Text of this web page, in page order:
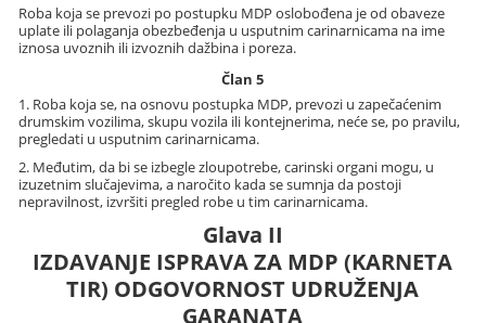
Roba koja se prevozi po postupku MDP oslobođena je od obaveze
uplate ili polaganja obezbeđenja u usputnim carinarnicama na ime
iznosa uvoznih ili izvoznih dažbina i poreza.
Član 5
1. Roba koja se, na osnovu postupka MDP, prevozi u zapečaćenim
drumskim vozilima, skupu vozila ili kontejnerima, neće se, po pravilu,
pregledati u usputnim carinarnicama.
2. Međutim, da bi se izbegle zloupotrebe, carinski organi mogu, u
izuzetnim slučajevima, a naročito kada se sumnja da postoji
nepravilnost, izvršiti pregled robe u tim carinarnicama.
Glava II
IZDAVANJE ISPRAVA ZA MDP (KARNETA
TIR) ODGOVORNOST UDRUŽENJA
GARANATA